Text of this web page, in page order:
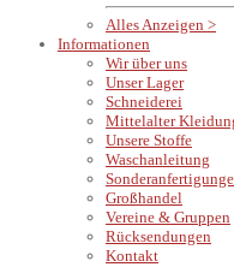
Alles Anzeigen >
Informationen
Wir über uns
Unser Lager
Schneiderei
Mittelalter
Unsere Stoffe
Waschanleitung
Großhandel
Vereine & Gruppen
Rücksendungen
Kontakt